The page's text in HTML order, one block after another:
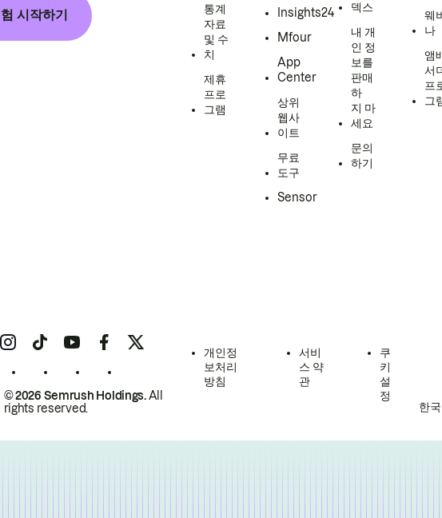
시작하기
통계
자료
및 수
치
제휴
프로
그램
Insights24
Mfour
App
Center
상위
웹사
이트
무료
도구
Sensor
덱스
내 개
인 정
보를
판매
하
지 마
세요
문의
하기
웨
나
앰
서
프
그
© 2026 Semrush Holdings.All
rights reserved.
개인정
보처리
방침
서비
스 약
관
쿠
키
설
정
한